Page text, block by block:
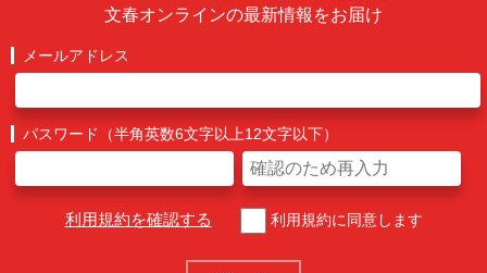
文春オンラインの最新情報をお届け
メールアドレス
パスワード（半角英数6文字以上12文字以下）
利用規約を確認する 利用規約に同意します